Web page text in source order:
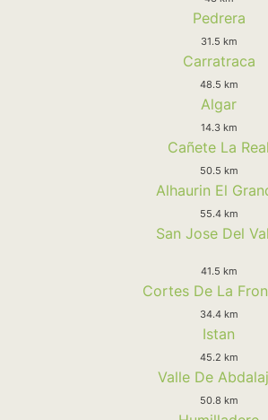
Pedrera
31.5 km
Carratraca
48.5 km
Algar
14.3 km
Cañete La Real
50.5 km
Alhaurin El
55.4 km
San Jose Del
41.5 km
Cortes De La
34.4 km
Istan
45.2 km
Valle De
50.8 km